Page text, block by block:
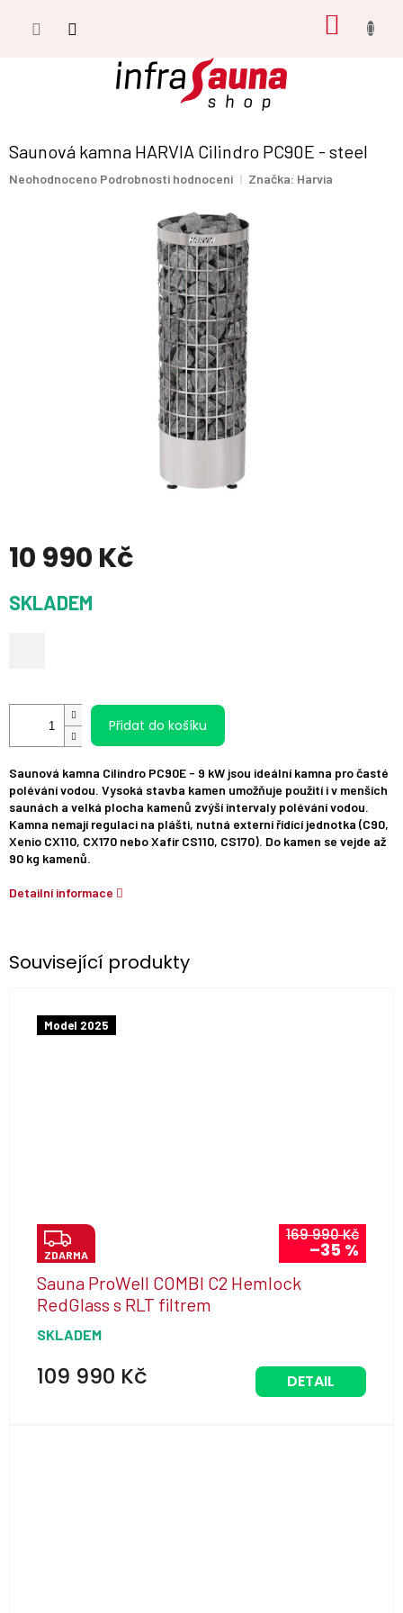
Saunová kamna HARVIA Cilindro PC90E - steel
Průměrné
Neohodnoceno Podrobnosti hodnocení Značka: Harvia
10 990 Kč
cena:
SKLADEM
Přidat do košíku
Saunová kamna Cilindro PC90E - 9 kW jsou ideální kamna pro časté
polévání vodou. Vysoká stavba kamen umožňuje použití i v menších
saunách a velká plocha kamenů zvýší intervaly polévání vodou.
Kamna nemají regulaci na plášti, nutná externí řídící jednotka (C90,
Xenio CX110, CX170 nebo Xafir CS110, CS170). Do kamen se vejde až
90 kg kamenů.
Detailní informace
Související produkty
Model 2025
Z
D
A
R
M
A
ZDARMA
169 990 Kč
–35 %
Sauna ProWell COMBI C2 Hemlock
RedGlass s RLT filtrem
SKLADEM
109 990 Kč DETAIL